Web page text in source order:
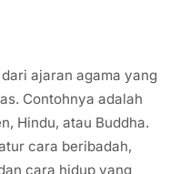
ajaran agama yang
Contohnya adalah
Hindu, atau Buddha.
cara beribadah,
cara hidup yang